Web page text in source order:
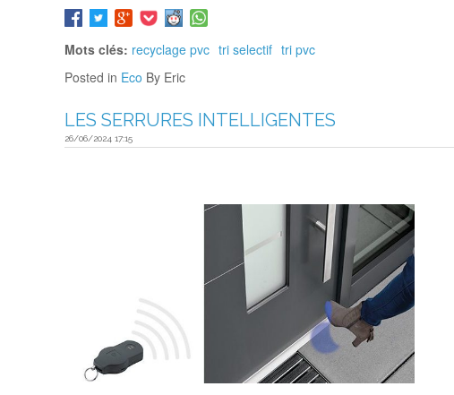
Mots clés: recyclage pvc tri selectif tri pvc
Posted in Eco By Eric
LES SERRURES INTELLIGENTES
26/06/2024 17:15